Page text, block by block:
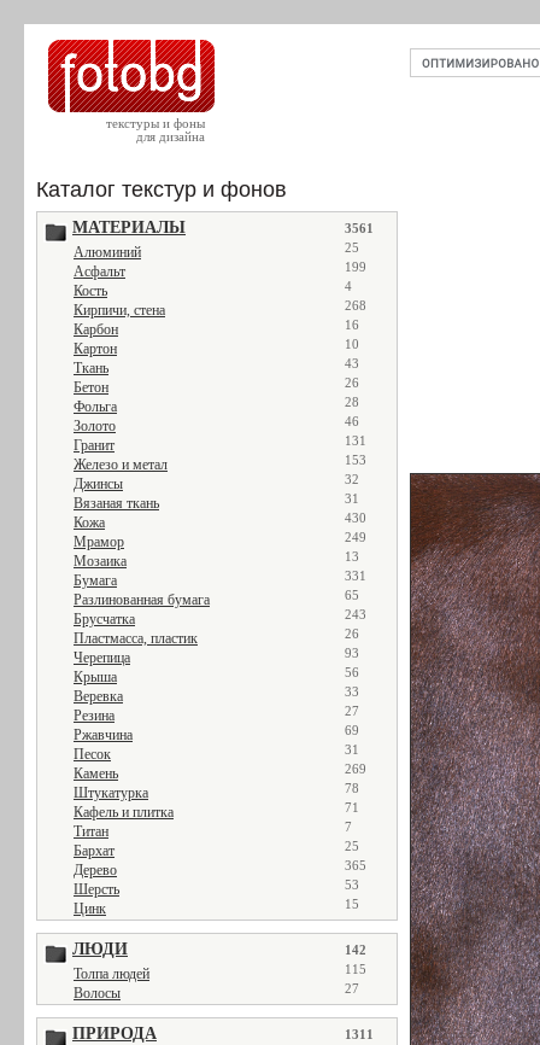
текстуры и фоны
для дизайна
Каталог текстур и фонов
МАТЕРИАЛЫ 3561
Алюминий 25
Асфальт 199
Кость 4
Кирпичи, стена 268
Карбон 16
Картон 10
Ткань 43
Бетон 26
Фольга 28
Золото 46
Гранит 131
Железо и метал 153
Джинсы 32
Вязаная ткань 31
Кожа 430
Мрамор 249
Мозаика 13
Бумага 331
Разлинованная бумага 65
Брусчатка 243
Пластмасса, пластик 26
Черепица 93
Крыша 56
Веревка 33
Резина 27
Ржавчина 69
Песок 31
Камень 269
Штукатурка 78
Кафель и плитка 71
Титан 7
Бархат 25
Дерево 365
Шерсть 53
Цинк 15
ЛЮДИ 142
Толпа людей 115
Волосы 27
ПРИРОДА 1311